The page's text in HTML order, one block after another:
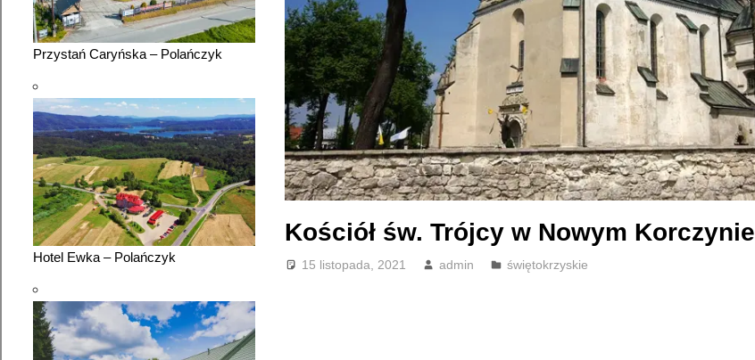
Kościół św. Trójcy w Nowym Korczynie
15 listopada, 2021 admin świętokrzyskie
Przystań Caryńska – Polańczyk
Hotel Ewka – Polańczyk